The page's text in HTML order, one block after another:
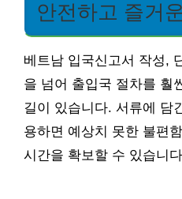
안전하고 즐거
베트남 입국신고서 작성,
을 넘어 출입국 절차를 훨
길이 있습니다. 서류에 담
용하면 예상치 못한 불편
시간을 확보할 수 있습니